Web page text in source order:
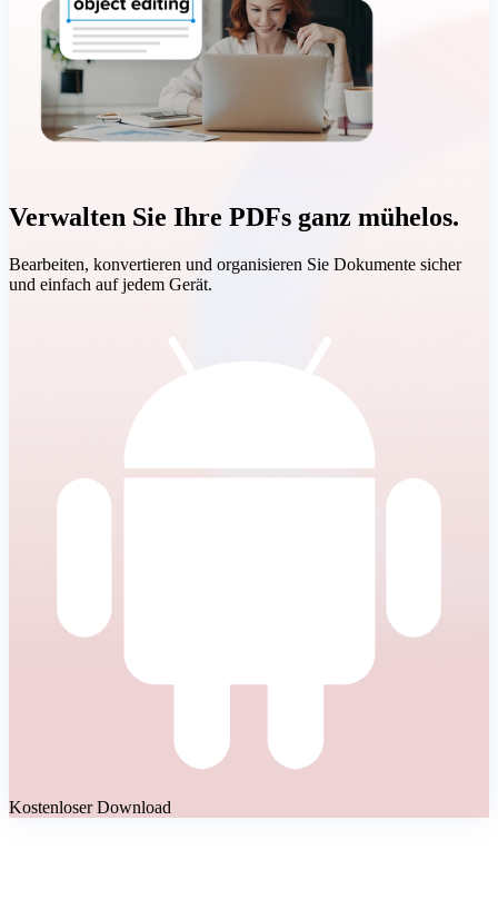
Verwalten Sie Ihre PDFs ganz mühelos.
Bearbeiten, konvertieren und organisieren Sie Dokumente sicher
und einfach auf jedem Gerät.
Kostenloser Download